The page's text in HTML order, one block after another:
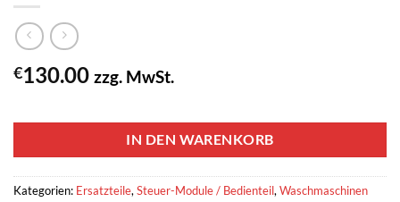
€130.00 zzg. MwSt.
IN DEN WARENKORB
Kategorien: Ersatzteile, Steuer-Module / Bedienteil, Waschmaschinen